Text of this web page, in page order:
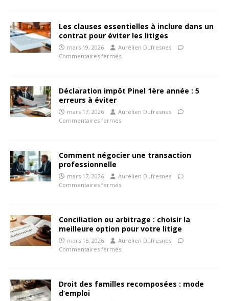
Les clauses essentielles à inclure dans un
contrat pour éviter les litiges
mars 19, 2026
Aurélien Dufresnes
Commentaires fermés
Déclaration impôt Pinel 1ère année : 5
erreurs à éviter
mars 17, 2026
Aurélien Dufresnes
Commentaires fermés
Comment négocier une transaction
professionnelle
mars 17, 2026
Aurélien Dufresnes
Commentaires fermés
Conciliation ou arbitrage : choisir la
meilleure option pour votre litige
mars 15, 2026
Aurélien Dufresnes
Commentaires fermés
Droit des familles recomposées : mode
d’emploi